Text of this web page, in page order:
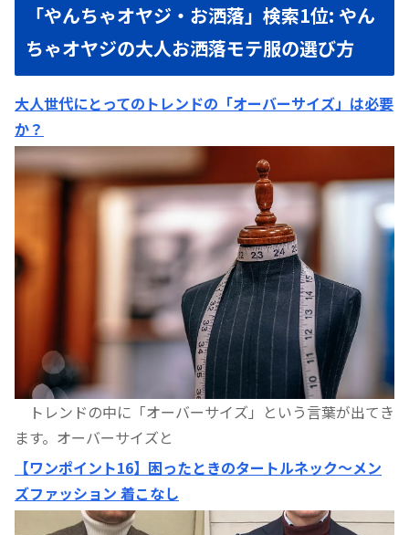
「やんちゃオヤジ・お洒落」検索1位: やん
ちゃオヤジの大人お洒落モテ服の選び方
大人世代にとってのトレンドの「オーバーサイズ」は必要
か？
トレンドの中に「オーバーサイズ」という言葉が出てき
ます。オーバーサイズと
【ワンポイント16】困ったときのタートルネック〜メン
ズファッション 着こなし